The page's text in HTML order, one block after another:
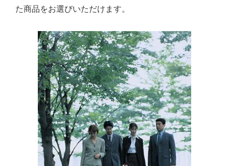
た商品をお選びいただけます。